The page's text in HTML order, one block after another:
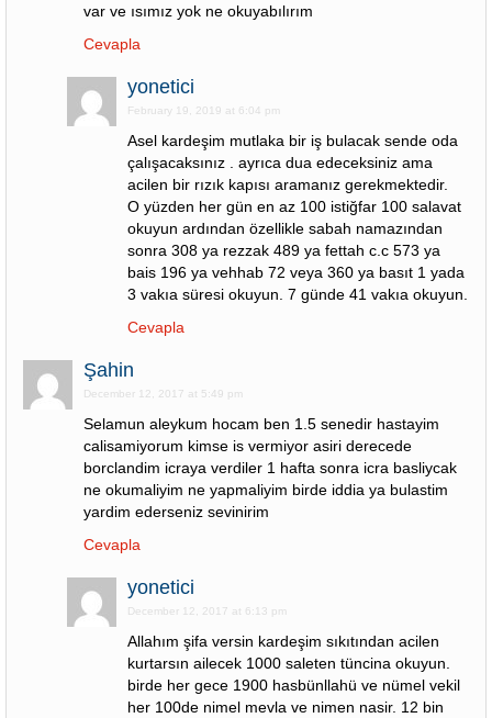
var ve ısımız yok ne okuyabılırım
Cevapla
yonetici
February 19, 2019 at 6:04 pm
Asel kardeşim mutlaka bir iş bulacak sende oda
çalışacaksınız . ayrıca dua edeceksiniz ama
acilen bir rızık kapısı aramanız gerekmektedir.
O yüzden her gün en az 100 istiğfar 100 salavat
okuyun ardından özellikle sabah namazından
sonra 308 ya rezzak 489 ya fettah c.c 573 ya
bais 196 ya vehhab 72 veya 360 ya basıt 1 yada
3 vakıa süresi okuyun. 7 günde 41 vakıa okuyun.
Cevapla
Şahin
December 12, 2017 at 5:49 pm
Selamun aleykum hocam ben 1.5 senedir hastayim
calisamiyorum kimse is vermiyor asiri derecede
borclandim icraya verdiler 1 hafta sonra icra basliycak
ne okumaliyim ne yapmaliyim birde iddia ya bulastim
yardim ederseniz sevinirim
Cevapla
yonetici
December 12, 2017 at 6:13 pm
Allahım şifa versin kardeşim sıkıtından acilen
kurtarsın ailecek 1000 saleten tüncina okuyun.
birde her gece 1900 hasbünllahü ve nümel vekil
her 100de nimel mevla ve nimen nasir. 12 bin